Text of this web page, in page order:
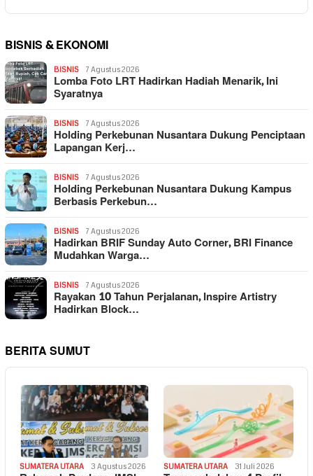
BISNIS & EKONOMI
BISNIS 7 Agustus 2026
Lomba Foto LRT Hadirkan Hadiah Menarik, Ini
Syaratnya
BISNIS 7 Agustus 2026
Holding Perkebunan Nusantara Dukung Penciptaan
Lapangan Kerj…
BISNIS 7 Agustus 2026
Holding Perkebunan Nusantara Dukung Kampus
Berbasis Perkebun…
BISNIS 7 Agustus 2026
Hadirkan BRIF Sunday Auto Corner, BRI Finance
Mudahkan Warga…
BISNIS 7 Agustus 2026
Rayakan 10 Tahun Perjalanan, Inspire Artistry
Hadirkan Block…
BERITA SUMUT
SUMATERA UTARA 3 Agustus 2026 SUMATERA UTARA 31 Juli 2026